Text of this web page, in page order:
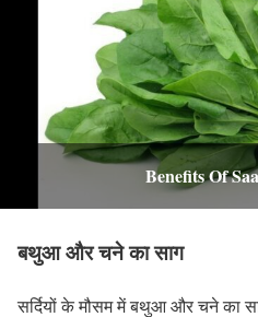
Benefits Of
बथुआ और चने का साग
सर्दियों के मौसम में बथुआ और चने का